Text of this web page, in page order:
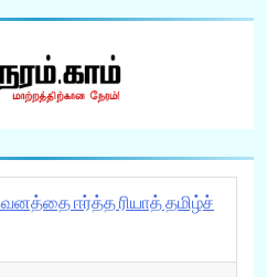
ஈர்த்த ரியாத் தமிழ்ச்